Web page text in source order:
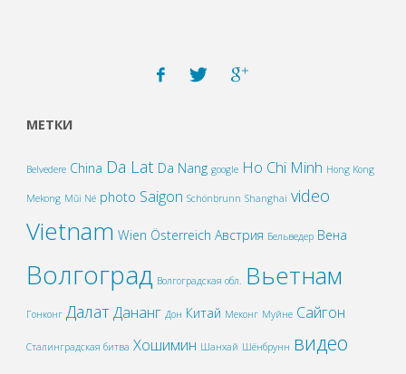
МЕТКИ
Belvedere China Da Lat Da Nang google Ho Chi Minh Hong Kong
Mekong Mũi Né photo Saigon Schönbrunn Shanghai video
Vietnam Wien Österreich Австрия Бельведер Вена
Волгоград Волгоградская обл. Вьетнам
Гонконг ДалатДананг Дон Китай Меконг Муйне Сайгон
Сталинградская битва Хошимин Шанхай Шёнбрунн видео